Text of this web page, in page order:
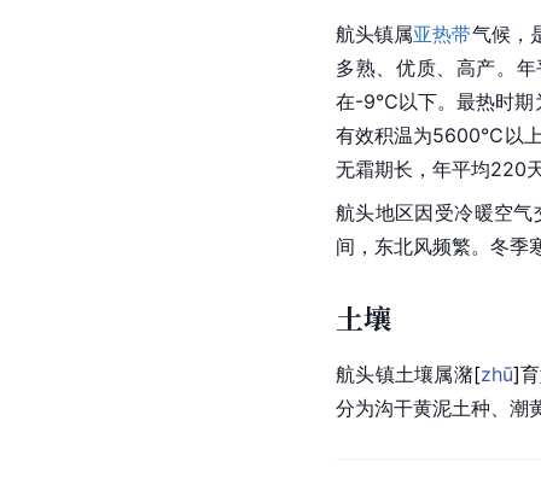
航头镇属亚热带气候，
多熟、优质、高产。
在-9℃以下。最热时期
有效积温为5600℃以上
无霜期长，年平均220
航头地区因受冷暖空
间，东北风频繁。冬季
土壤
航头镇土壤属潴[zhū]
分为沟干黄泥土种、潮